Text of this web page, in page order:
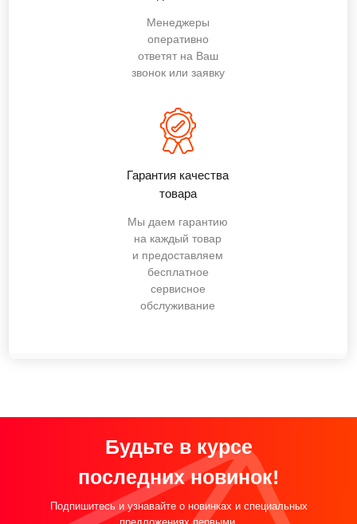
Гарантия качества
товара
Мы даем гарантию
на каждый товар
и предоставляем
бесплатное
сервисное
обслуживание
Менеджеры
оперативно
ответят на Ваш
звонок или заявку
Будьте в курсе
последних новинок!
Подпишитесь и узнавайте о новинках и специальных